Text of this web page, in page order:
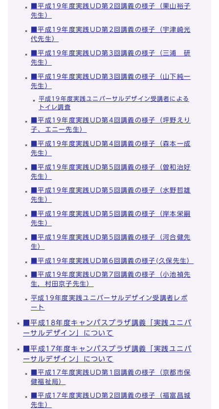
■平成19年度実践UD第2回講義の様子（栗山裕子
先生）
■平成19年度実践UD第2回講義の様子（宇津崎光
代先生）
■平成19年度実践UD第3回講義の様子（三浦 研
先生）
■平成19年度実践UD第3回講義の様子（山下純一
先生）
平成19年度実践ユニバーサルデザイン受講者による
トイレ調査
■平成19年度実践UD第4回講義の様子（坪野えり
子、エニー先生）
■平成19年度実践UD第4回講義の様子（森本一成
先生）
■平成19年度実践UD第5回講義の様子（曽和治好
先生）
■平成19年度実践UD第5回講義の様子（水野哲雄
先生）
■平成19年度実践UD第5回講義の様子（岸本栄嗣
先生）
■平成19年度実践UD第5回講義の様子（河合健先
生）
■平成19年度実践UD第6回講義の様子(久保先生）
■平成19年度実践UD第7回講義の様子（小池禎先
生，村田京子先生）
平成19年度実践ユニバーサルデザイン受講者レポ
ート
■平成18年度キャンパスプラザ講義「実践ユニバ
ーサルデザイン」について
■平成17年度キャンパスプラザ講義「実践ユニバ
ーサルデザイン」について
■平成17年度実践UD第1回講義の様子（京都市保
健福祉局）
■平成17年度実践UD第2回講義の様子（福富昌城
先生）